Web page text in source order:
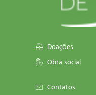
Doações
Obra social
Contatos